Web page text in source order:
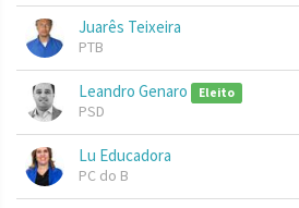
Juarês Teixeira
PTB
Leandro Genaro Eleito
PSD
Lu Educadora
PC do B